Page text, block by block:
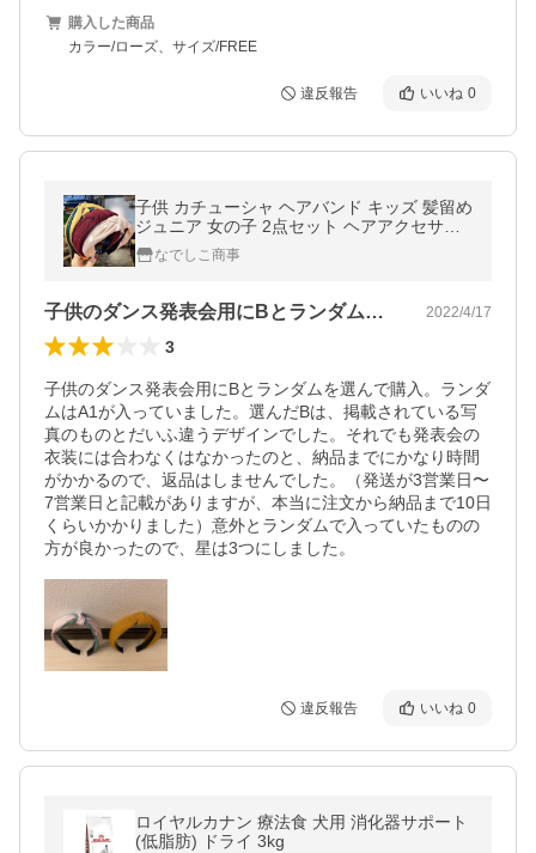
購入した商品
カラー/ローズ、サイズ/FREE
違反報告 いいね 0
子供 カチューシャ ヘアバンド キッズ 髪留め
ジュニア 女の子 2点セット ヘアアクセサリ
ー まとめ髪 ヘアアレンジ 結婚式発表会二次
会 パーディー 和服七五三
なでしこ商事
子供のダンス発表会用にBとランダムを選… 2022/4/17
3
子供のダンス発表会用にBとランダムを選んで購入。ランダ
ムはA1が入っていました。選んだBは、掲載されている写
真のものとだいふ違うデザインでした。それでも発表会の
衣装には合わなくはなかったのと、納品までにかなり時間
がかかるので、返品はしませんでした。（発送が3営業日〜
7営業日と記載がありますが、本当に注文から納品まで10日
くらいかかりました）意外とランダムで入っていたものの
方が良かったので、星は3つにしました。
違反報告 いいね 0
ロイヤルカナン 療法食 犬用 消化器サポート
(低脂肪) ドライ 3kg